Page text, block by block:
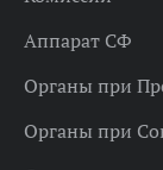
Аппарат СФ
Органы при
Органы при